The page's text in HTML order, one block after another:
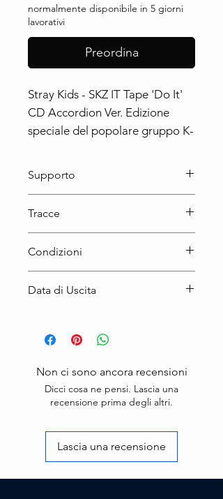
normalmente disponibile in 5 giorni
lavorativi
Preordina
Stray Kids - SKZ IT Tape 'Do It'
CD Accordion Ver. Edizione
speciale del popolare gruppo K-
del genere K-pop.
Supporto
Tracce
Condizioni
Prodotto Nuovo
Data di Uscita
Non ci sono ancora recensioni
Dicci cosa ne pensi. Lascia una
recensione prima degli altri.
Lascia una recensione